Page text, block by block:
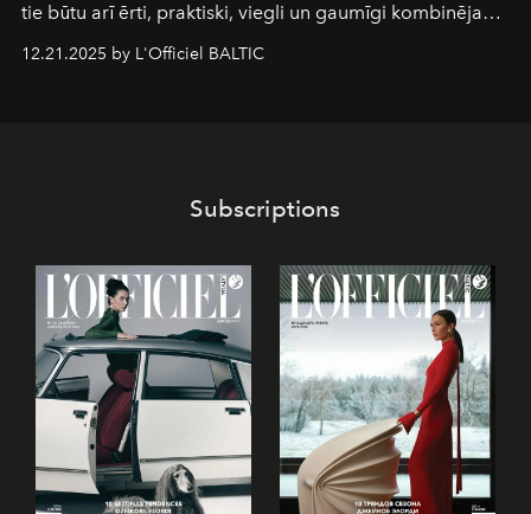
tie būtu arī ērti, praktiski, viegli un gaumīgi kombinējami
gan savā starpā, gan varētu pavadīt Tevi jebkuros dzīves
piedzīvojumos.
12.21.2025 by L'Officiel BALTIC
Subscriptions